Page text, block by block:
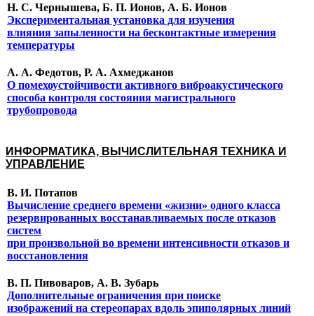
Н. С. Чернышева, Б. П. Ионов, А. Б. Ионов
Экспериментальная установка для изучения
влияния запыленности на бесконтактные измерения
температуры
А. А. Федотов, Р. А. Ахмеджанов
О помехоустойчивости активного виброакустического
способа контроля состояния магистрального
трубопровода
ИНФОРМАТИКА, ВЫЧИСЛИТЕЛЬНАЯ ТЕХНИКА И
УПРАВЛЕНИЕ
В. И. Потапов
Вычисление среднего времени «жизни» одного класса
резервированных восстанавливаемых после отказов
систем
при произвольной во времени интенсивности отказов и
восстановления
В. П. Пивоваров, А. В. Зубарь
Дополнительные ограничения при поиске
изображений на стереопарах вдоль эпиполярных линий